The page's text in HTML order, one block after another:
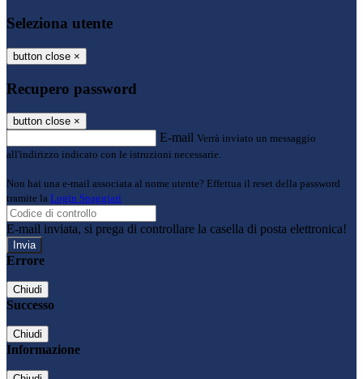
Seleziona utente
button close ×
Recupero password
button close ×
E-mail Verrà inviato un messaggio
all'indirizzo indicato con le istruzioni necessarie.
Non hai una e-mail associata al nome utente? Effettua il reset della password
tramite la Login Spaggiari
E-mail inviata, si prega di controllare la casella di posta elettronica!
Errore
Chiudi
Successo
Chiudi
Informazione